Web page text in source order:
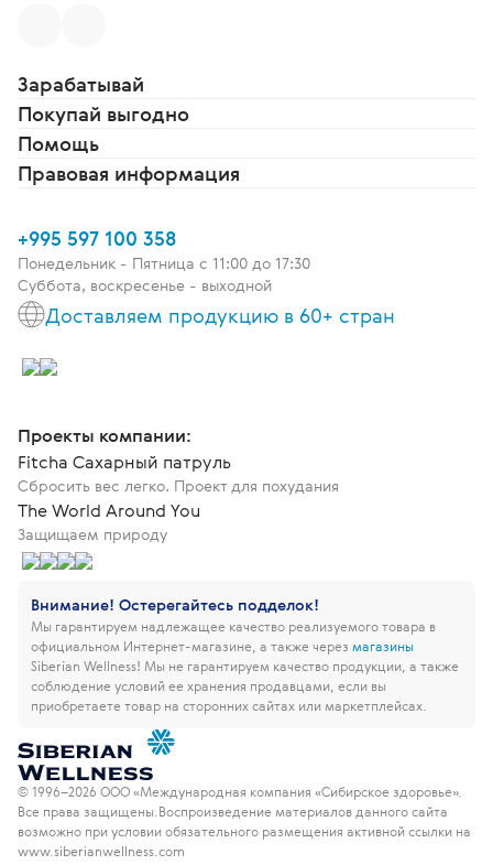
Зарабатывай
Покупай выгодно
Помощь
Правовая информация
+995 597 100 358
Понедельник - Пятница c 11:00 до 17:30
Суббота, воскресенье - выходной
Доставляем продукцию в 60+ стран
Проекты компании:
Fitcha Сахарный патруль
Сбросить вес легко. Проект для похудания
The World Around You
Защищаем природу
Внимание! Остерегайтесь подделок!
Мы гарантируем надлежащее качество реализуемого товара в
официальном Интернет-магазине, а также через магазины
Siberian Wellness! Мы не гарантируем качество продукции, а также
соблюдение условий ее хранения продавцами, если вы
приобретаете товар на сторонних сайтах или маркетплейсах.
© 1996–2026 ООО «Международная компания «Сибирское здоровье».
Все права защищены. Воспроизведение материалов данного сайта
возможно при условии обязательного размещения активной ссылки на
www.siberianwellness.com